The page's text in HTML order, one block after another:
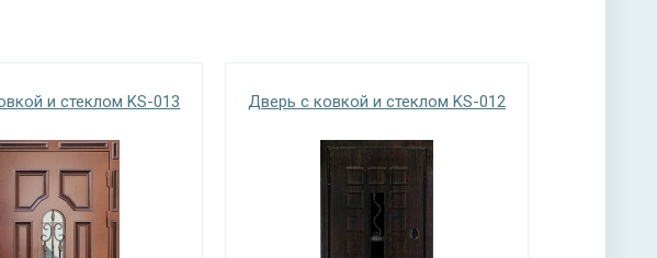
материалы
и стеклом KS-013 Дверь с ковкой и стеклом KS-012